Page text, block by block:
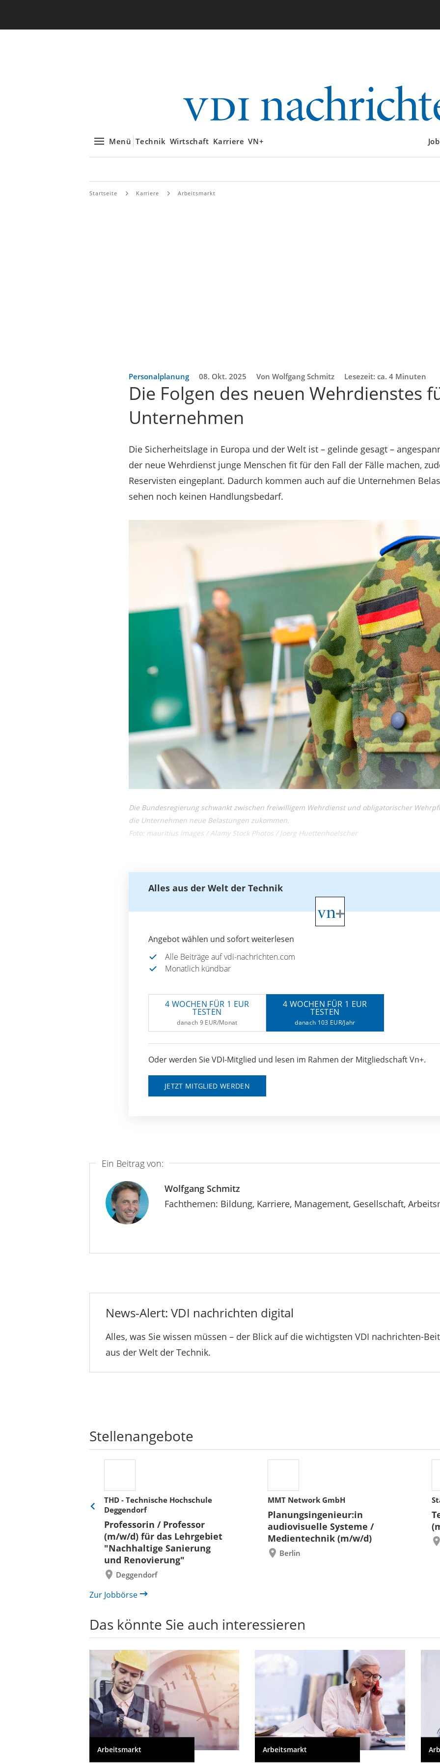
Menü Technik Wirtschaft Karriere VN+
Startseite Karriere Arbeitsmarkt
Personalplanung 08. Okt. 2025 Von Wolfgang Schmitz Lesezeit: ca. 4 Minuten
Die Folgen des neuen Wehrdienstes
Unternehmen
Die Sicherheitslage in Europa und der Welt ist – gelinde gesagt –
der neue Wehrdienst junge Menschen fit für den Fall der Fälle machen,
Reservisten eingeplant. Dadurch kommen auch auf die Unternehmen
sehen noch keinen Handlungsbedarf.
Die Bundesregierung schwankt zwischen freiwilligem Wehrdienst und obligatorischer
die Unternehmen neue Belastungen zukommen.
Foto: mauritius images / Alamy Stock Photos / Joerg Huettenhoelscher
Alles aus der Welt der Technik
Angebot wählen und sofort weiterlesen
Alle Beiträge auf vdi-nachrichten.com
Monatlich kündbar
4 WOCHEN FÜR 1 EUR
TESTEN
danach 9 EUR/Monat
4 WOCHEN FÜR 1 EUR
TESTEN
danach 103 EUR/Jahr
Oder werden Sie VDI-Mitglied und lesen im Rahmen der Mitgliedschaft Vn+.
JETZT MITGLIED WERDEN
Ein Beitrag von:
Wolfgang Schmitz
Fachthemen: Bildung, Karriere, Management, Gesellschaft,
News-Alert: VDI nachrichten digital
Alles, was Sie wissen müssen – der Blick auf die wichtigsten VDI nachrichten-
aus der Welt der Technik.
Stellenangebote
THD - Technische Hochschule
Deggendorf
Professorin / Professor
(m/w/d) für das Lehrgebiet
"Nachhaltige Sanierung
und Renovierung"
Deggendorf
MMT Network GmbH
Planungsingenieur:in
audiovisuelle Systeme /
Medientechnik (m/w/d)
Berlin
Eine
Folie
zurück
Zur Jobbörse
Das könnte Sie auch interessieren
Arbeitsmarkt Arbeitsmarkt